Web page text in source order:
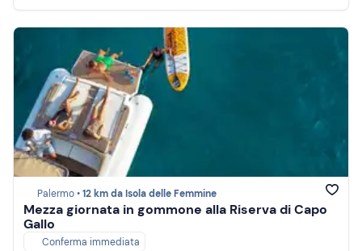
Palermo •12 km da Isola delle Femmine
Mezza giornata in gommone alla Riserva di Capo
Gallo
Conferma immediata